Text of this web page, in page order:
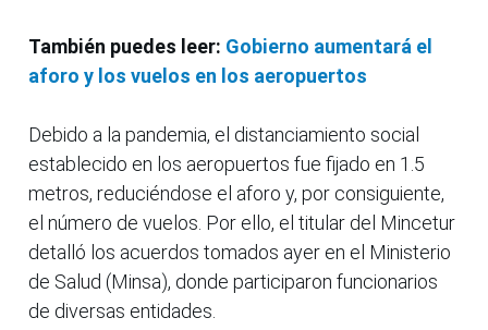
También puedes leer: Gobierno aumentará el
aforo y los vuelos en los aeropuertos
Debido a la pandemia, el distanciamiento social
establecido en los aeropuertos fue fijado en 1.5
metros, reduciéndose el aforo y, por consiguiente,
el número de vuelos. Por ello, el titular del Mincetur
detalló los acuerdos tomados ayer en el Ministerio
de Salud (Minsa), donde participaron funcionarios
de diversas entidades.